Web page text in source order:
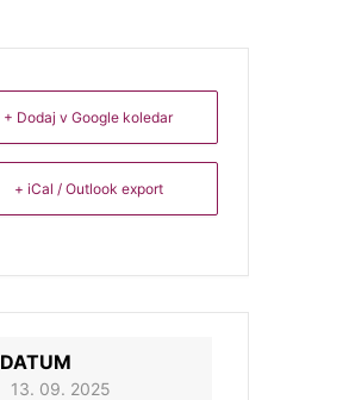
+ Dodaj v Google koledar
+ iCal / Outlook export
DATUM
13. 09. 2025